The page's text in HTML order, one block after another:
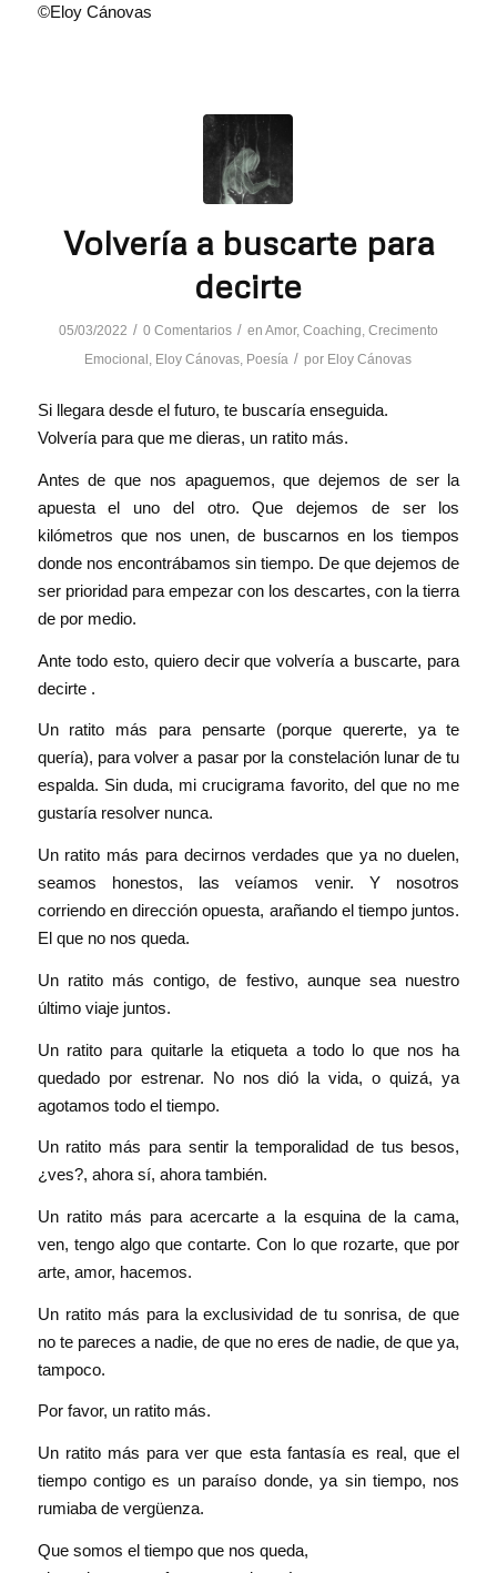
©Eloy Cánovas
Volvería a buscarte para
decirte
05/03/2022 / 0 Comentarios / en Amor, Coaching Crecimento
Emocional Eloy Cánovas Poesía / por Eloy Cánovas
Si llegara desde el futuro, te buscaría enseguida.
Volvería para que me dieras, un ratito más.
Antes de que nos apaguemos, que dejemos de ser la
apuesta el uno del otro. Que dejemos de ser los
kilómetros que nos unen, de buscarnos en los tiempos
donde nos encontrábamos sin tiempo. De que dejemos de
ser prioridad para empezar con los descartes, con la tierra
de por medio.
Ante todo esto, quiero decir que volvería a buscarte, para
decirte .
Un ratito más para pensarte (porque quererte, ya te
quería), para volver a pasar por la constelación lunar de tu
espalda. Sin duda, mi crucigrama favorito, del que no me
gustaría resolver nunca.
Un ratito más para decirnos verdades que ya no duelen,
seamos honestos, las veíamos venir. Y nosotros
corriendo en dirección opuesta, arañando el tiempo juntos.
El que no nos queda.
Un ratito más contigo, de festivo, aunque sea nuestro
último viaje juntos.
Un ratito para quitarle la etiqueta a todo lo que nos ha
quedado por estrenar. No nos dió la vida, o quizá, ya
agotamos todo el tiempo.
Un ratito más para sentir la temporalidad de tus besos,
¿ves?, ahora sí, ahora también.
Un ratito más para acercarte a la esquina de la cama,
ven, tengo algo que contarte. Con lo que rozarte, que por
arte, amor, hacemos.
Un ratito más para la exclusividad de tu sonrisa, de que
no te pareces a nadie, de que no eres de nadie, de que ya,
tampoco.
Por favor, un ratito más.
Un ratito más para ver que esta fantasía es real, que el
tiempo contigo es un paraíso donde, ya sin tiempo, nos
rumiaba de vergüenza.
Que somos el tiempo que nos queda,